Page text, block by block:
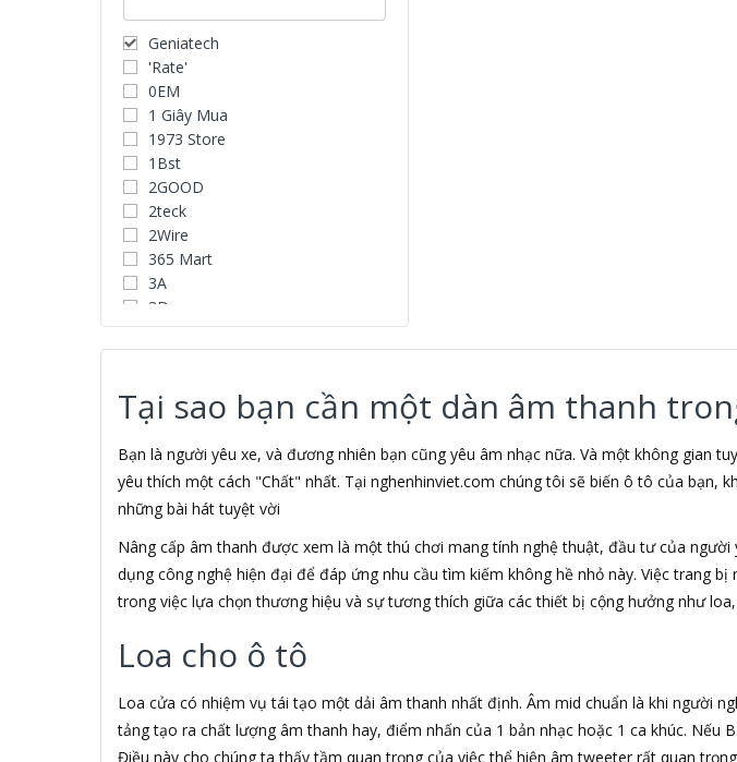
Geniatech
'Rate'
0EM
1 Giây Mua
1973 Store
1Bst
2GOOD
2teck
2Wire
365 Mart
3A
3D
3D Water Speaker
3Dconnexion
3S
7Gift Shop
A 100+
A Clock
A & T
AAD
ABCNOVEL
ABN
ACASIS
ACCESS
Accessorize
Acer
ACME MADE
ACNES
Tại sao bạn cần một dàn âm thanh
Bạn là người yêu xe, và đương nhiên bạn cũng yêu âm nhạc nữa. Và một không gian
yêu thích một cách "Chất" nhất. Tại nghenhinviet.com chúng tôi sẽ biến ô tô của
những bài hát tuyệt vời
Nâng cấp âm thanh được xem là một thú chơi mang tính nghệ thuật, đầu tư của
dụng công nghệ hiện đại để đáp ứng nhu cầu tìm kiếm không hề nhỏ này. Việc trang
trong việc lựa chọn thương hiệu và sự tương thích giữa các thiết bị cộng hưởng như
Loa cho ô tô
Loa cửa có nhiệm vụ tái tạo một dải âm thanh nhất định. Âm mid chuẩn là khi người
tảng tạo ra chất lượng âm thanh hay, điểm nhấn của 1 bản nhạc hoặc 1 ca khúc.
Điều này cho chúng ta thấy tầm quan trọng của việc thể hiện âm tweeter rất quan